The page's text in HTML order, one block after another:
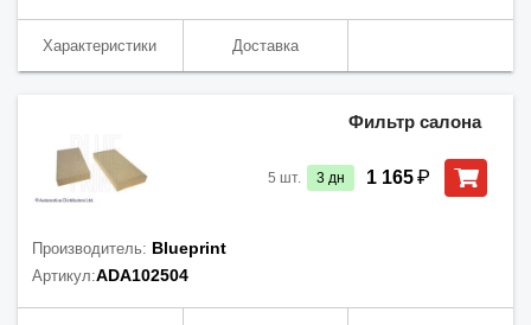
Характеристики Доставка
Фильтр салона
5 шт. 3 дн 1 165₽
Производитель: Blueprint
Артикул:ADA102504